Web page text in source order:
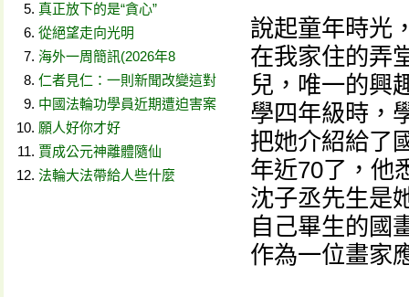
真正放下的是“貪心”
從絕望走向光明
海外一周簡訊(2026年8
仁者見仁：一則新聞改變這對
中國法輪功學員近期遭迫害案
願人好你才好
賈成公元神離體隨仙
法輪大法帶給人些什麼
說起童年時光
在我家住的弄
兒，唯一的興
學四年級時，
把她介紹給了
年近70了，他
沈子丞先生是
自己畢生的國
作為一位畫家